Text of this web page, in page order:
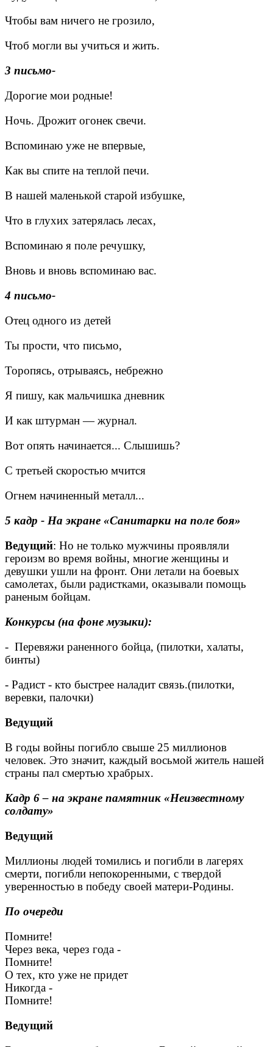
Чтобы вам ничего не грозило,
Чтоб могли вы учиться и жить.
3 письмо-
Дорогие мои родные!
Ночь. Дрожит огонек свечи.
Вспоминаю уже не впервые,
Как вы спите на теплой печи.
В нашей маленькой старой избушке,
Что в глухих затерялась лесах,
Вспоминаю я поле речушку,
Вновь и вновь вспоминаю вас.
4 письмо-
Отец одного из детей
Ты прости, что письмо,
Торопясь, отрываясь, небрежно
Я пишу, как мальчишка дневник
И как штурман — журнал.
Вот опять начинается... Слышишь?
С третьей скоростью мчится
Огнем начиненный металл...
5 кадр - На экране «Санитарки на поле боя»
Ведущий: Но не только мужчины проявляли
героизм во время войны, многие женщины и
девушки ушли на фронт. Они летали на боевых
самолетах, были радистками, оказывали помощь
раненым бойцам.
Конкурсы (на фоне музыки):
- Перевяжи раненного бойца, (пилотки, халаты,
бинты)
- Радист - кто быстрее наладит связь.(пилотки,
веревки, палочки)
Ведущий
В годы войны погибло свыше 25 миллионов
человек. Это значит, каждый восьмой житель нашей
страны пал смертью храбрых.
Кадр 6 – на экране памятник «Неизвестному
солдату»
Ведущий
Миллионы людей томились и погибли в лагерях
смерти, погибли непокоренными, с твердой
уверенностью в победу своей матери-Родины.
По очереди
Помните!
Через века, через года -
Помните!
О тех, кто уже не придет
Никогда -
Помните!
Ведущий